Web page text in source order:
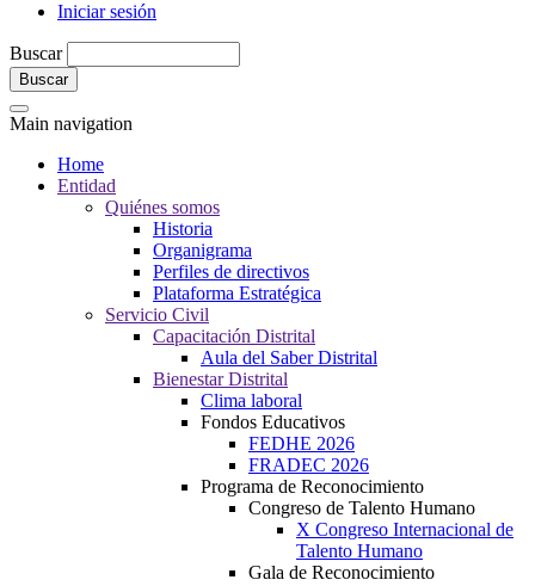
Iniciar sesión
Buscar
Main navigation
Home
Entidad
Quiénes somos
Historia
Organigrama
Perfiles de directivos
Plataforma Estratégica
Servicio Civil
Capacitación Distrital
Aula del Saber Distrital
Bienestar Distrital
Clima laboral
Fondos Educativos
FEDHE 2026
FRADEC 2026
Programa de Reconocimiento
Congreso de Talento Humano
X Congreso Internacional de
Talento Humano
Gala de Reconocimiento